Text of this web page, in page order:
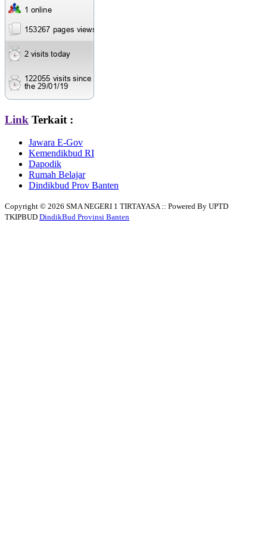
Link Terkait :
Jawara E-Gov
Kemendikbud RI
Dapodik
Rumah Belajar
Dindikbud Prov Banten
Copyright © 2026 SMA NEGERI 1 TIRTAYASA :: Powered By UPTD
TKIPBUD DindikBud Provinsi Banten